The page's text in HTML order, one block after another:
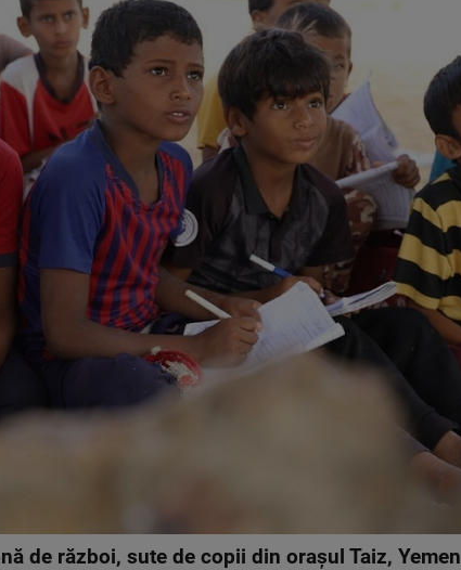
de război, sute de copii din orașul Taiz,